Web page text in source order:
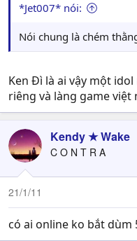
*Jet007* nói:
Nói chung là chém
Ken Đì là ai vậy một
riêng và làng game việt
Kendy ★ Wake
C O N T R A
21/1/11
có ai online ko bắt dùm